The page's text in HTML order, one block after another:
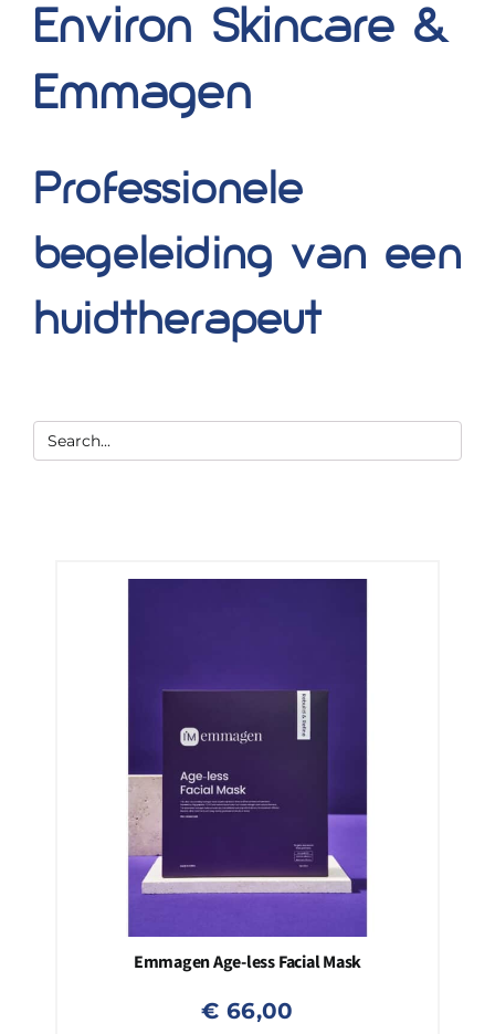
Over ons
Afspraak maken
Environ Skincare &
Emmagen
Professionele
begeleiding van een
huidtherapeut
Zoeken
naar:
Emmagen Age-less Facial Mask
€ 66,00